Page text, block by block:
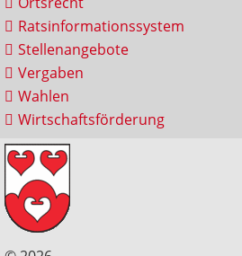
Ratsinformationssystem
Stellenangebote
Vergaben
Wahlen
Wirtschaftsförderung